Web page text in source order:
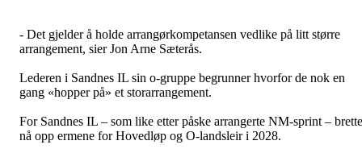
- Det gjelder å holde arrangørkompetansen vedlike på litt større
arrangement, sier Jon Arne Sæterås.
Lederen i Sandnes IL sin o-gruppe begrunner hvorfor de nok en
gang «hopper på» et storarrangement.
For Sandnes IL – som like etter påske arrangerte NM-sprint –
nå opp ermene for Hovedløp og O-landsleir i 2028.